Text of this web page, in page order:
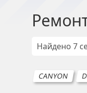
Найдено 7
CANYON